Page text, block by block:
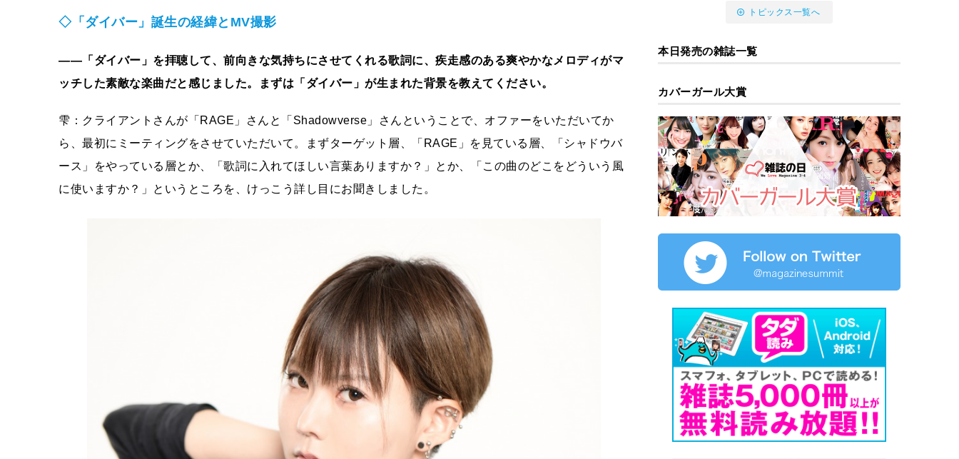
◇「ダイバー」誕生の経緯とMV撮影
――「ダイバー」を拝聴して、前向きな気持ちにさせてくれる歌詞に、疾走感のある爽やかなメロディがマ
ッチした素敵な楽曲だと感じました。まずは「ダイバー」が生まれた背景を教えてください。
雫：クライアントさんが「RAGE」さんと「Shadowverse」さんということで、オファーをいただいてか
ら、最初にミーティングをさせていただいて。まずターゲット層、「RAGE」を見ている層、「シャドウバ
ース」をやっている層とか、「歌詞に入れてほしい言葉ありますか？」とか、「この曲のどこをどういう風
に使いますか？」というところを、けっこう詳し目にお聞きしました。
トピックス一覧へ
本日発売の雑誌一覧
カバーガール大賞